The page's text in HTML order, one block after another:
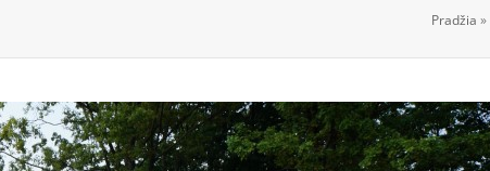
Pradžia »